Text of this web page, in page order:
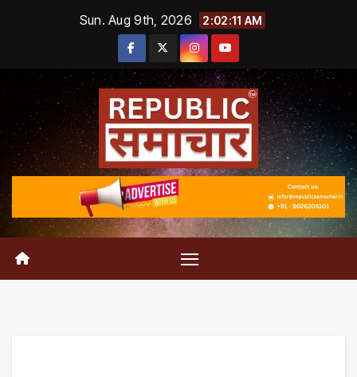
Sun. Aug 9th, 2026 2:02:11 AM